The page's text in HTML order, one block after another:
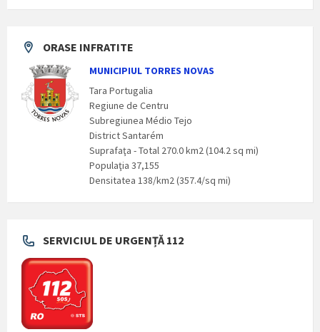
ORASE INFRATITE
MUNICIPIUL TORRES NOVAS
Tara Portugalia
Regiune de Centru
Subregiunea Médio Tejo
District Santarém
Suprafaţa - Total 270.0 km2 (104.2 sq mi)
Populaţia 37,155
Densitatea 138/km2 (357.4/sq mi)
SERVICIUL DE URGENȚĂ 112